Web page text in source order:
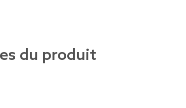
du produit